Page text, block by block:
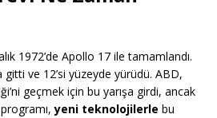
1972’de Apollo 17 ile tamamlandı.
ve 12’si yüzeyde yürüdü. ABD,
geçmek için bu yarışa girdi, ancak
yeni teknolojilerle bu